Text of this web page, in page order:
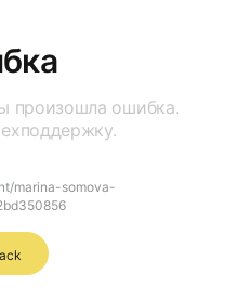
произошла ошибка.
marina-somova-